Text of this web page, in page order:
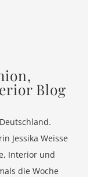
Blog
Jessika Weisse
Interior und
die Woche